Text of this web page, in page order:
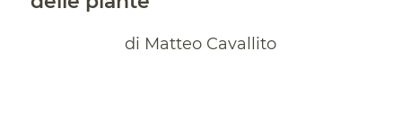
di Matteo Cavallito